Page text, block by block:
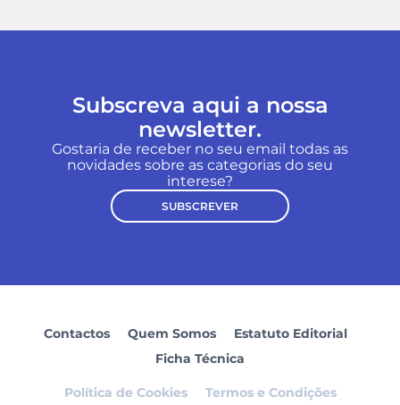
Subscreva aqui a nossa
newsletter.
Gostaria de receber no seu email todas as
novidades sobre as categorias do seu
interese?
SUBSCREVER
Contactos Quem Somos
Estatuto Editorial
Ficha Técnica
Política de Cookies Termos e Condições